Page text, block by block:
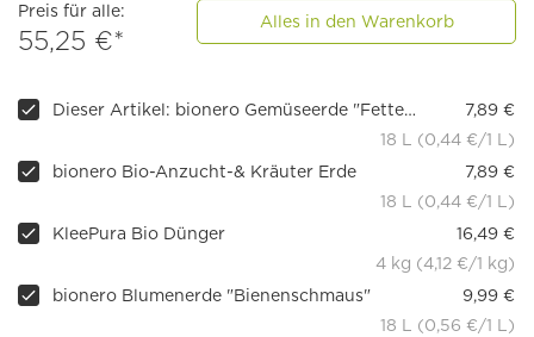
Preis für alle:
55,25 €*
Alles in den Warenkorb
Dieser Artikel: bionero Gemüseerde "Fette Ernte"
7,89 €
18 L (0,44 €/1 L)
bionero Bio-Anzucht-& Kräuter Erde
7,89 €
18 L (0,44 €/1 L)
KleePura Bio Dünger
16,49 €
4 kg (4,12 €/1 kg)
bionero Blumenerde "Bienenschmaus"
9,99 €
18 L (0,56 €/1 L)